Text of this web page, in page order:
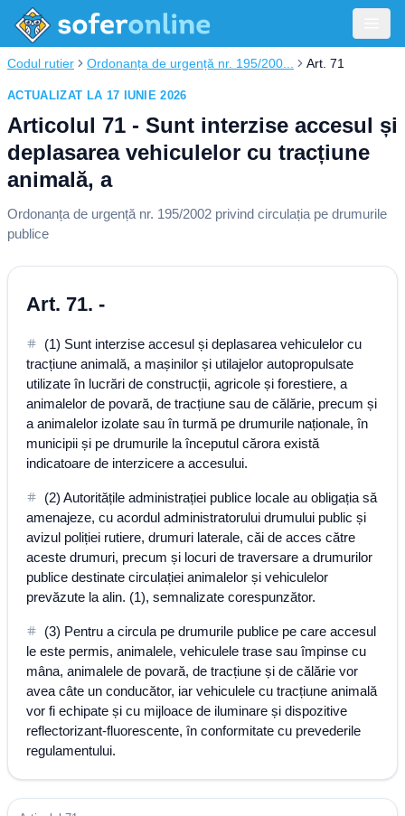
Codul rutier Ordonanța de urgență nr. 195/200... Art. 71
ACTUALIZAT LA 17 IUNIE 2026
Articolul 71 - Sunt interzise accesul și
deplasarea vehiculelor cu tracțiune
animală, a
Ordonanța de urgență nr. 195/2002 privind circulația pe drumurile
publice
Art. 71. -
(1) Sunt interzise accesul și deplasarea vehiculelor cu
tracțiune animală, a mașinilor și utilajelor autopropulsate
utilizate în lucrări de construcții, agricole și forestiere, a
animalelor de povară, de tracțiune sau de călărie, precum și
a animalelor izolate sau în turmă pe drumurile naționale, în
municipii și pe drumurile la începutul cărora există
indicatoare de interzicere a accesului.
(2) Autoritățile administrației publice locale au obligația să
amenajeze, cu acordul administratorului drumului public și
avizul poliției rutiere, drumuri laterale, căi de acces către
aceste drumuri, precum și locuri de traversare a drumurilor
publice destinate circulației animalelor și vehiculelor
prevăzute la alin. (1), semnalizate corespunzător.
(3) Pentru a circula pe drumurile publice pe care accesul
le este permis, animalele, vehiculele trase sau împinse cu
mâna, animalele de povară, de tracțiune și de călărie vor
avea câte un conducător, iar vehiculele cu tracțiune animală
vor fi echipate și cu mijloace de iluminare și dispozitive
reflectorizant-fluorescente, în conformitate cu prevederile
regulamentului.